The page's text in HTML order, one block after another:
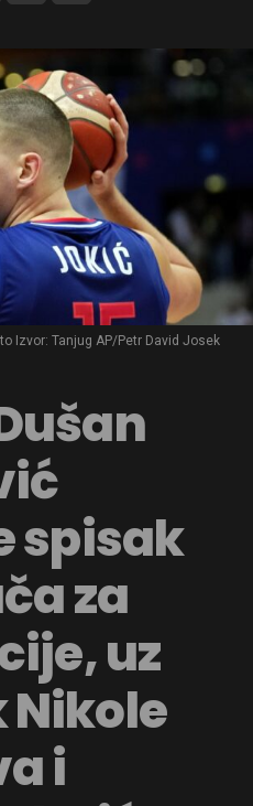
Izvor: Tanjug AP/Petr David Josek
spisak
za
uz
i